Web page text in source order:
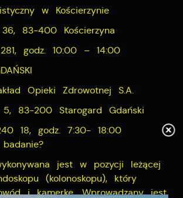
w Kościerzynie
36, 83-400 Kościerzyna
godz. 10:00 – 14:00
Opieki Zdrowotnej S.A.
5, 83-200 Starogard Gdański
18, godz. 7:30- 18:00
jest w pozycji leżącej
(kolonoskopu), który
i kamerkę. Wprowadzany jest